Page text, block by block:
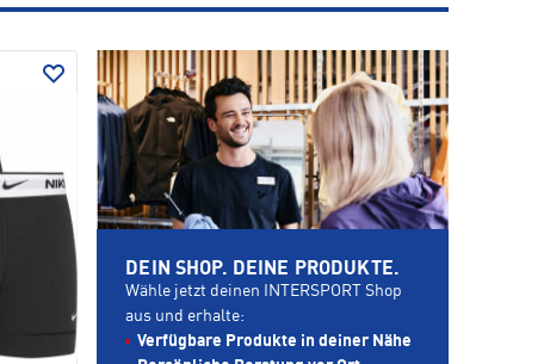
DEIN SHOP. DEINE PRODUKTE.
Wähle jetzt deinen INTERSPORT Shop
aus und erhalte:
Verfügbare Produkte in deiner Nähe